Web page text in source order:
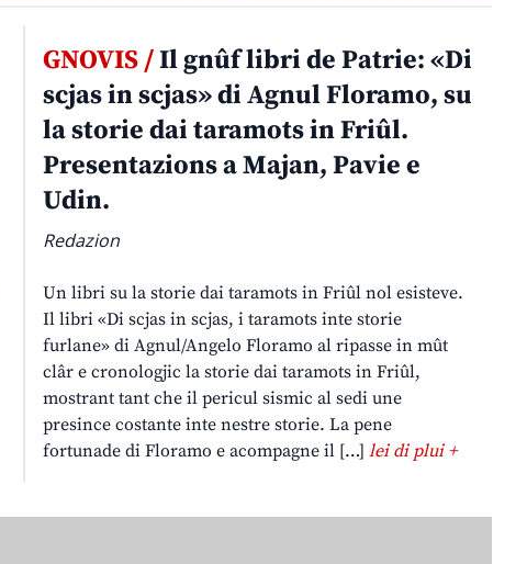
GNOVIS /Il gnûf libri de Patrie: «Di
scjas in scjas» di Agnul Floramo, su
la storie dai taramots in Friûl.
Presentazions a Majan, Pavie e
Udin.
Redazion
Un libri su la storie dai taramots in Friûl nol esisteve.
Il libri «Di scjas in scjas, i taramots inte storie
furlane» di Agnul/Angelo Floramo al ripasse in mût
clâr e cronologjic la storie dai taramots in Friûl,
mostrant tant che il pericul sismic al sedi une
presince costante inte nestre storie. La pene
fortunade di Floramo e acompagne il […]lei di plui +